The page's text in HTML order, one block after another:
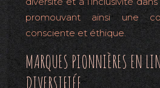
promouvant ainsi une
consciente et éthique.
MARQUES PIONNIÈRES EN
DIVERSIFIÉE